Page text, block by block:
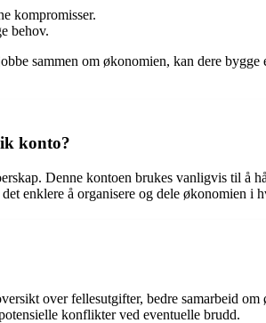
kompromisser.
behov.
sammen om økonomien, kan dere
konto?
Denne kontoen brukes vanligvis til å
enklere å organisere og dele økonomien i
over fellesutgifter, bedre samarbeid
konflikter ved eventuelle brudd.